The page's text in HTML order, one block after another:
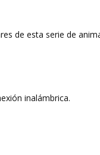
de esta serie de
inalámbrica.